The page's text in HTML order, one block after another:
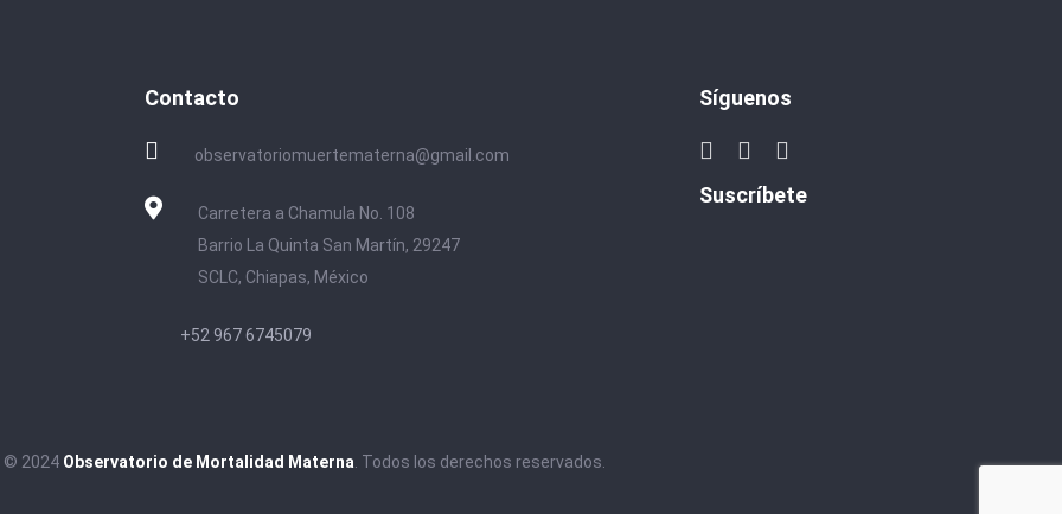
Contacto
observatoriomuertematerna@gmail.com
Carretera a Chamula No. 108
Barrio La Quinta San Martín, 29247
SCLC, Chiapas, México
+52 967 6745079
Síguenos
Suscríbete
© 2024 Observatorio de Mortalidad Materna. Todos los derechos reservados.